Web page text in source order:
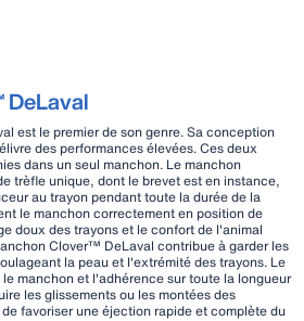
DeLaval
est le premier de son genre. Sa conception
des performances élevées. Ces deux
dans un seul manchon. Le manchon
trèfle unique, dont le brevet est en instance,
au trayon pendant toute la durée de la
le manchon correctement en position de
doux des trayons et le confort de l'animal
Clover™ DeLaval contribue à garder les
la peau et l'extrémité des trayons. Le
manchon et l'adhérence sur toute la longueur
les glissements ou les montées des
favoriser une éjection rapide et complète du